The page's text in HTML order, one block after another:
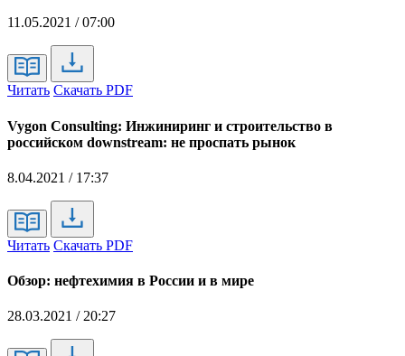
11.05.2021 / 07:00
Читать Скачать PDF
Vygon Consulting: Инжиниринг и строительство в
российском downstream: не проспать рынок
8.04.2021 / 17:37
Читать Скачать PDF
Обзор: нефтехимия в России и в мире
28.03.2021 / 20:27